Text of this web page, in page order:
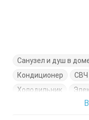
Санузел и душ в
Кондиционер
СВЧ
Холодильник
Кровати